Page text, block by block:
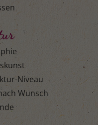
Niveau
Wunsch